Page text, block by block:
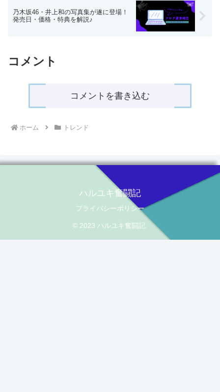
乃木坂46・井上和の写真集が遂に登場！
発売日・価格・特典を解説♪
コメント
コメントを書き込む
ホーム トレンド
ハルユキ奮闘記
プライバシーポリシー
© 2023 ハルユキ奮闘記.